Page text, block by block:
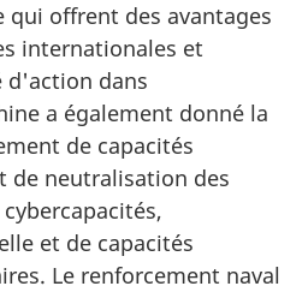
qui offrent des avantages
internationales et
d'action dans
a également donné la
de capacités
de neutralisation des
et de capacités
Le renforcement naval